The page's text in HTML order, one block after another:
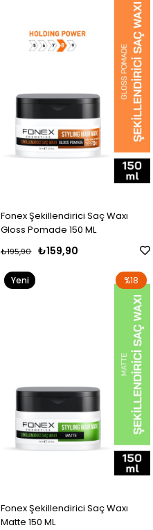
Fonex Şekillendirici Saç Waxı
Gloss Pomade 150 ML
₺159,90
₺195,90
Fonex Şekillendirici Saç Waxı
Matte 150 ML
%18
Yeni